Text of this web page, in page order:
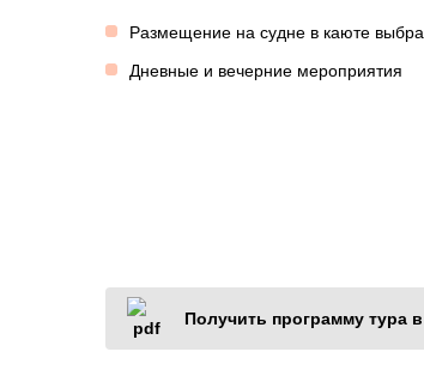
Размещение на судне в каюте
Дневные и вечерние мероприятия
Получить программу тура